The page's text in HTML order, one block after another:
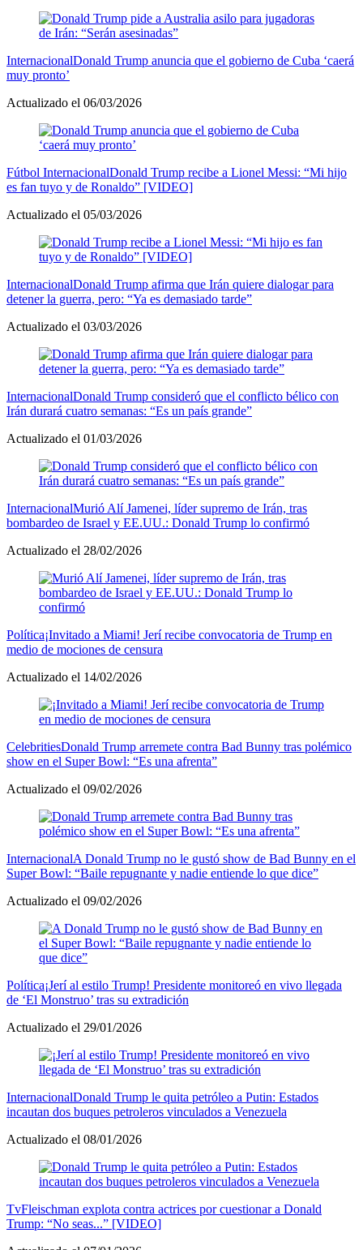
InternacionalDonald Trump anuncia que el gobierno de Cuba ‘caerá
muy pronto’
Actualizado el 06/03/2026
Fútbol InternacionalDonald Trump recibe a Lionel Messi: “Mi hijo
es fan tuyo y de Ronaldo” [VIDEO]
Actualizado el 05/03/2026
InternacionalDonald Trump afirma que Irán quiere dialogar para
detener la guerra, pero: “Ya es demasiado tarde”
Actualizado el 03/03/2026
InternacionalDonald Trump consideró que el conflicto bélico con
Irán durará cuatro semanas: “Es un país grande”
Actualizado el 01/03/2026
InternacionalMurió Alí Jamenei, líder supremo de Irán, tras
bombardeo de Israel y EE.UU.: Donald Trump lo confirmó
Actualizado el 28/02/2026
Política¡Invitado a Miami! Jerí recibe convocatoria de Trump en
medio de mociones de censura
Actualizado el 14/02/2026
CelebritiesDonald Trump arremete contra Bad Bunny tras polémico
show en el Super Bowl: “Es una afrenta”
Actualizado el 09/02/2026
InternacionalA Donald Trump no le gustó show de Bad Bunny en el
Super Bowl: “Baile repugnante y nadie entiende lo que dice”
Actualizado el 09/02/2026
Política¡Jerí al estilo Trump! Presidente monitoreó en vivo llegada
de ‘El Monstruo’ tras su extradición
Actualizado el 29/01/2026
InternacionalDonald Trump le quita petróleo a Putin: Estados
incautan dos buques petroleros vinculados a Venezuela
Actualizado el 08/01/2026
TvFleischman explota contra actrices por cuestionar a Donald
Trump: “No seas...” [VIDEO]